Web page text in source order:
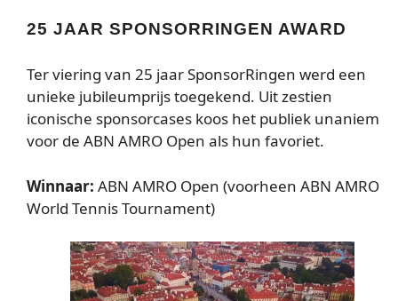
25 JAAR SPONSORRINGEN AWARD
Ter viering van 25 jaar SponsorRingen werd een
unieke jubileumprijs toegekend. Uit zestien
iconische sponsorcases koos het publiek unaniem
voor de ABN AMRO Open als hun favoriet.
Winnaar: ABN AMRO Open (voorheen ABN AMRO
World Tennis Tournament)